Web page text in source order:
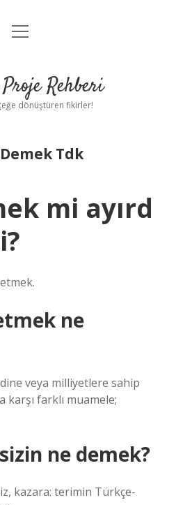
Anasayfa
Uyarı
menüyü
Rehberi
dönüştüren fikirler!
Tdk
mi ayırd
ne
veya milliyetlere sahip
farklı muamele;
ne demek?
kazara: terimin Türkçe-